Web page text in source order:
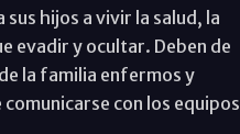
hijos a vivir la salud, la
evadir y ocultar. Deben de
la familia enfermos y
con los equipos